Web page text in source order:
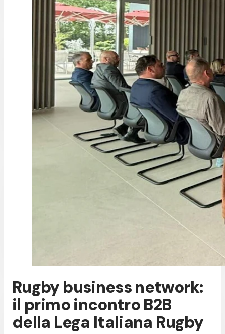
Rugby business network:
il primo incontro B2B
della Lega Italiana Rugby